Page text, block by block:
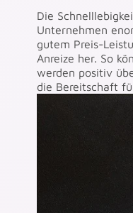
Die
Unternehmen
gutem Preis-
Anreize her. So
werden positiv
die Bereitschaft